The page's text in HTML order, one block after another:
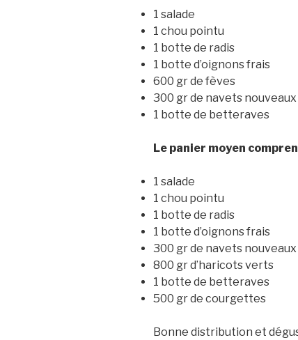
1 salade
1 chou pointu
1 botte de radis
1 botte d’oignons frais
600 gr de fèves
300 gr de navets nouveaux
1 botte de betteraves
Le panier moyen
1 salade
1 chou pointu
1 botte de radis
1 botte d’oignons frais
300 gr de navets nouveaux
800 gr d’haricots verts
1 botte de betteraves
500 gr de courgettes
Bonne distribution et